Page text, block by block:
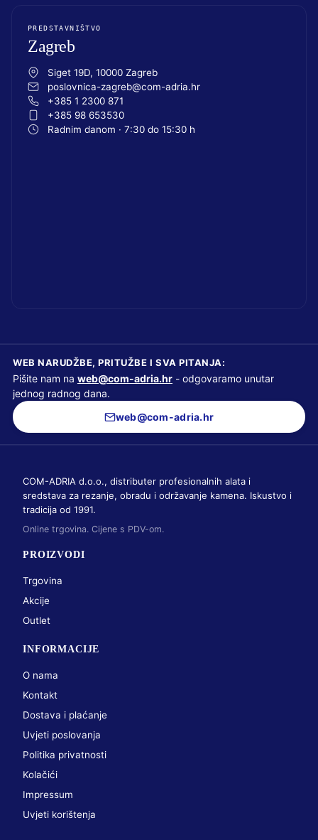
PREDSTAVNIŠTVO
Zagreb
Siget 19D, 10000 Zagreb
poslovnica-zagreb@com-adria.hr
+385 1 2300 871
+385 98 653530
Radnim danom · 7:30 do 15:30 h
WEB NARUDŽBE, PRITUŽBE I SVA PITANJA:
Pišite nam na web@com-adria.hr - odgovaramo unutar
jednog radnog dana.
web@com-adria.hr
COM-ADRIA d.o.o., distributer profesionalnih alata i
sredstava za rezanje, obradu i održavanje kamena. Iskustvo i
tradicija od 1991.
Online trgovina. Cijene s PDV-om.
PROIZVODI
Trgovina
Akcije
Outlet
INFORMACIJE
O nama
Kontakt
Dostava i plaćanje
Uvjeti poslovanja
Politika privatnosti
Kolačići
Impressum
Uvjeti korištenja